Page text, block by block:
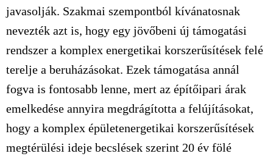
javasolják. Szakmai szempontból kívánatosnak
nevezték azt is, hogy egy jövőbeni új támogatási
rendszer a komplex energetikai korszerűsítések felé
terelje a beruházásokat. Ezek támogatása annál
fogva is fontosabb lenne, mert az építőipari árak
emelkedése annyira megdrágította a felújításokat,
hogy a komplex épületenergetikai korszerűsítések
megtérülési ideje becslések szerint 20 év fölé